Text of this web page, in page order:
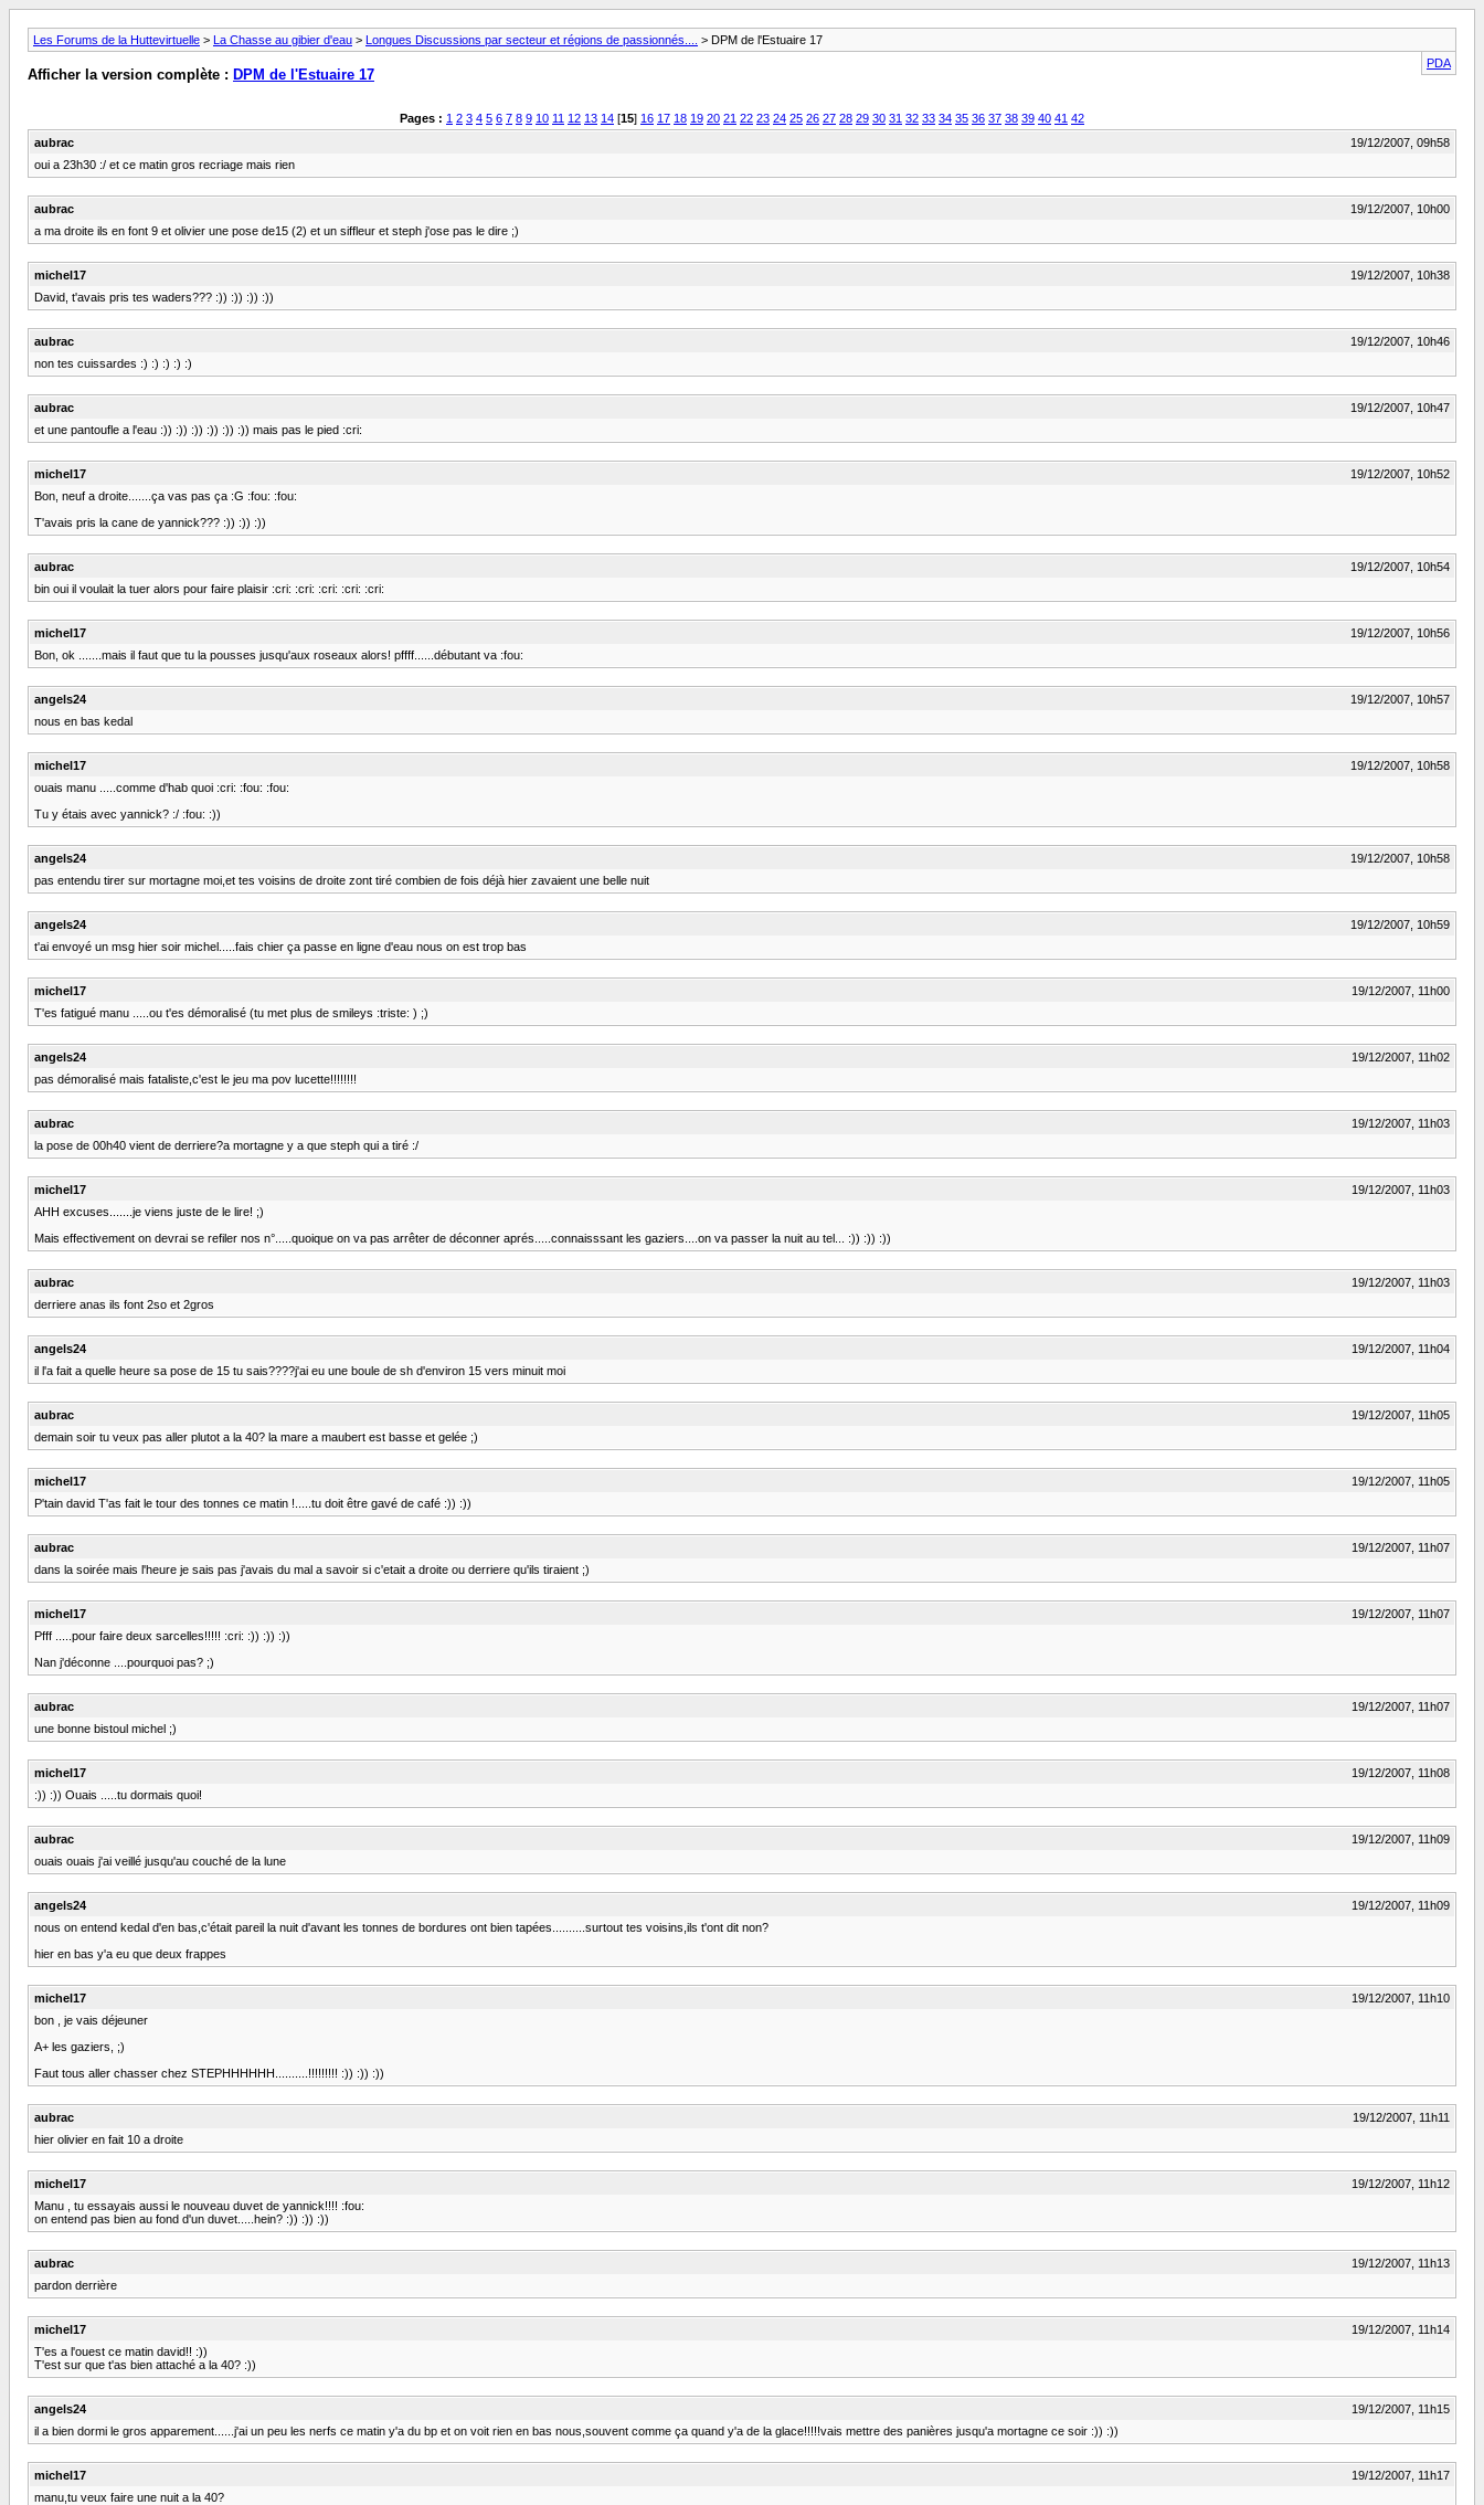
Les Forums de la Huttevirtuelle > La Chasse au gibier d'eau > Longues Discussions par secteur et régions de passionnés....
> DPM de l'Estuaire 17
PDA
Afficher la version complète : DPM de l'Estuaire 17
Pages : 1 2 3 4 5 6 7 8 9 10 11 12 13 14 [15] 16 17 18 19 20 21 22 23 24 25 26 27 28 29 30 31 32 33 34 35 36 37 38 39 40 41 42
aubrac
19/12/2007, 09h58
oui a 23h30 :/ et ce matin gros recriage mais rien
aubrac
19/12/2007, 10h00
a ma droite ils en font 9 et olivier une pose de15 (2) et un siffleur et steph j'ose pas le dire ;)
michel17
19/12/2007, 10h38
David, t'avais pris tes waders??? :)) :)) :)) :))
aubrac
19/12/2007, 10h46
non tes cuissardes :) :) :) :) :)
aubrac
19/12/2007, 10h47
et une pantoufle a l'eau :)) :)) :)) :)) :)) :)) mais pas le pied :cri:
michel17
19/12/2007, 10h52
Bon, neuf a droite.......ça vas pas ça :G :fou: :fou:
T'avais pris la cane de yannick??? :)) :)) :))
aubrac
19/12/2007, 10h54
bin oui il voulait la tuer alors pour faire plaisir :cri: :cri: :cri: :cri: :cri:
michel17
19/12/2007, 10h56
Bon, ok .......mais il faut que tu la pousses jusqu'aux roseaux alors! pffff......débutant va :fou:
angels24
19/12/2007, 10h57
nous en bas kedal
michel17
19/12/2007, 10h58
ouais manu .....comme d'hab quoi :cri: :fou: :fou:
Tu y étais avec yannick? :/ :fou: :))
angels24
19/12/2007, 10h58
pas entendu tirer sur mortagne moi,et tes voisins de droite zont tiré combien de fois déjà hier zavaient une belle nuit
angels24
19/12/2007, 10h59
t'ai envoyé un msg hier soir michel.....fais chier ça passe en ligne d'eau nous on est trop bas
michel17
19/12/2007, 11h00
T'es fatigué manu .....ou t'es démoralisé (tu met plus de smileys :triste: ) ;)
angels24
19/12/2007, 11h02
pas démoralisé mais fataliste,c'est le jeu ma pov lucette!!!!!!!!
aubrac
19/12/2007, 11h03
la pose de 00h40 vient de derriere?a mortagne y a que steph qui a tiré :/
michel17
19/12/2007, 11h03
AHH excuses.......je viens juste de le lire! ;)
Mais effectivement on devrai se refiler nos n°.....quoique on va pas arrêter de déconner aprés.....connaisssant les gaziers....on va passer la nuit au tel... :)) :)) :))
aubrac
19/12/2007, 11h03
derriere anas ils font 2so et 2gros
angels24
19/12/2007, 11h04
il l'a fait a quelle heure sa pose de 15 tu sais????j'ai eu une boule de sh d'environ 15 vers minuit moi
aubrac
19/12/2007, 11h05
demain soir tu veux pas aller plutot a la 40? la mare a maubert est basse et gelée ;)
michel17
19/12/2007, 11h05
P'tain david T'as fait le tour des tonnes ce matin !.....tu doit être gavé de café :)) :))
aubrac
19/12/2007, 11h07
dans la soirée mais l'heure je sais pas j'avais du mal a savoir si c'etait a droite ou derriere qu'ils tiraient ;)
michel17
19/12/2007, 11h07
Pfff .....pour faire deux sarcelles!!!!! :cri: :)) :)) :))
Nan j'déconne ....pourquoi pas? ;)
aubrac
19/12/2007, 11h07
une bonne bistoul michel ;)
michel17
19/12/2007, 11h08
:)) :)) Ouais .....tu dormais quoi!
aubrac
19/12/2007, 11h09
ouais ouais j'ai veillé jusqu'au couché de la lune
angels24
19/12/2007, 11h09
nous on entend kedal d'en bas,c'était pareil la nuit d'avant les tonnes de bordures ont bien tapées..........surtout tes voisins,ils t'ont dit non?
hier en bas y'a eu que deux frappes
michel17
19/12/2007, 11h10
bon , je vais déjeuner
A+ les gaziers, ;)
Faut tous aller chasser chez STEPHHHHHH..........!!!!!!!!! :)) :)) :))
aubrac
19/12/2007, 11h11
hier olivier en fait 10 a droite
michel17
19/12/2007, 11h12
Manu , tu essayais aussi le nouveau duvet de yannick!!!! :fou:
on entend pas bien au fond d'un duvet.....hein? :)) :)) :))
aubrac
19/12/2007, 11h13
pardon derrière
michel17
19/12/2007, 11h14
T'es a l'ouest ce matin david!! :))
T'est sur que t'as bien attaché a la 40? :))
angels24
19/12/2007, 11h15
il a bien dormi le gros apparement......j'ai un peu les nerfs ce matin y'a du bp et on voit rien en bas nous,souvent comme ça quand y'a de la glace!!!!!vais mettre des panières jusqu'a mortagne ce soir :)) :))
michel17
19/12/2007, 11h17
manu,tu veux faire une nuit a la 40?